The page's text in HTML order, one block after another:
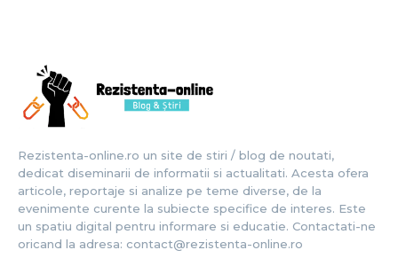
Rezistenta-online.ro un site de stiri / blog de noutati,
dedicat diseminarii de informatii si actualitati. Acesta ofera
articole, reportaje si analize pe teme diverse, de la
evenimente curente la subiecte specifice de interes. Este
un spatiu digital pentru informare si educatie. Contactati-ne
oricand la adresa: contact@rezistenta-online.ro